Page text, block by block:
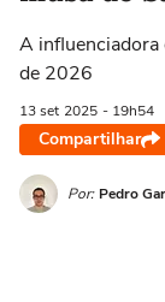
A influenciadora
de 2026
13 set 2025 - 19h54
Compartilhar
Por: Pedro